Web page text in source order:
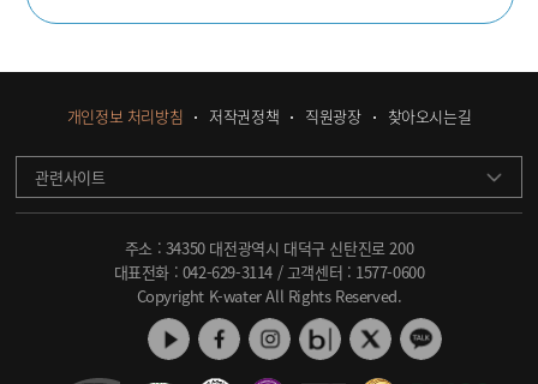
개인정보 처리방침 저작권정책 직원광장 찾아오시는길
관련사이트
주소 : 34350 대전광역시 대덕구 신탄진로 200
대표전화 : 042-629-3114 / 고객센터 : 1577-0600
Copyright K-water All Rights Reserved.